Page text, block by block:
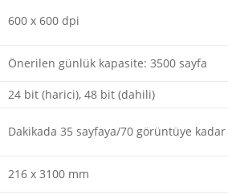
600 x 600 dpi
Önerilen günlük kapasite: 3500 sayfa
24 bit (harici), 48 bit (dahili)
Dakikada 35 sayfaya/70 görüntüye kadar
216 x 3100 mm